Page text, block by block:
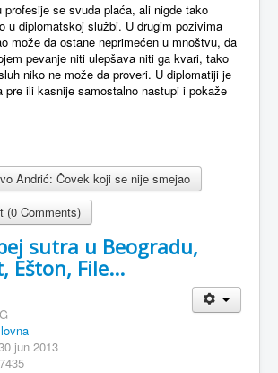
profesije se svuda plaća, ali nigde tako
u diplomatskoj službi. U drugim pozivima
može da ostane neprimećen u mnoštvu, da
pevanje niti ulepšava niti ga kvari, tako
niko ne može da proveri. U diplomatiji je
pre ili kasnije samostalno nastupi i pokaže
Andrić: Čovek koji se nije smejao
(0 Comments)
sutra u Beogradu,
Ešton, File...
jun 2013